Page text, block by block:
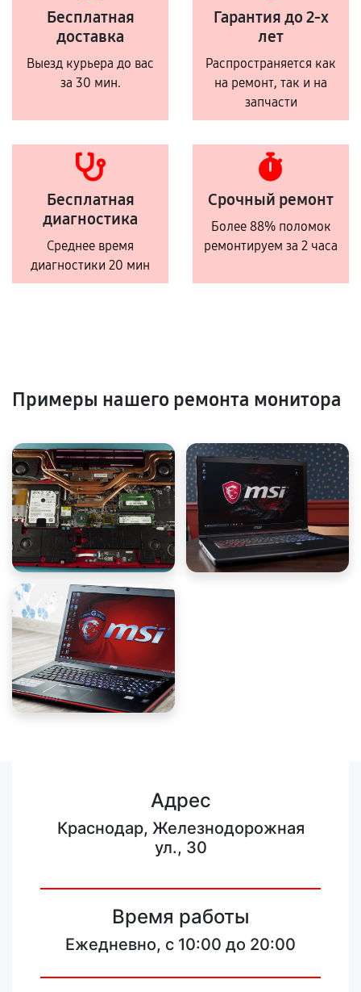
Бесплатная
доставка
Выезд курьера до вас
за 30 мин.
Гарантия до 2-х
лет
Распространяется как
на ремонт, так и на
запчасти
Бесплатная
диагностика
Среднее время
диагностики 20 мин
Срочный ремонт
Более 88% поломок
ремонтируем за 2 часа
Примеры нашего ремонта монитора
Адрес
Краснодар, Железнодорожная
ул., 30
Время работы
Ежедневно, с 10:00 до 20:00